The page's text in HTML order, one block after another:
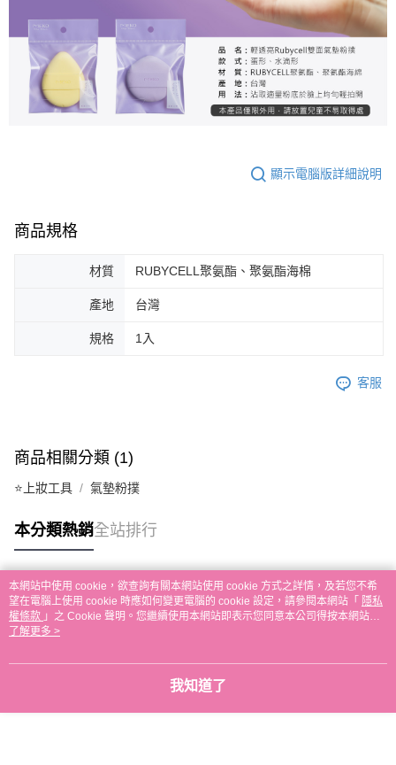
顯示電腦版詳細說明
商品規格
材質 RUBYCELL聚氨酯、聚氨酯海棉
產地 台灣
規格 1入
客服
商品相關分類 (1)
⭐上妝工具 氣墊粉撲
本分類熱銷全站排行
熱門標籤
本網站中使用 cookie，欲查詢有關本網站使用 cookie 方式之詳情，及若您不希
望在電腦上使用 cookie 時應如何變更電腦的 cookie 設定，請參閱本網站「 隱私
權條款 」之 Cookie 聲明。您繼續使用本網站即表示您同意本公司得按本網站使
用條款之 Cookie 聲明使用 cookie。
了解更多 >
我知道了